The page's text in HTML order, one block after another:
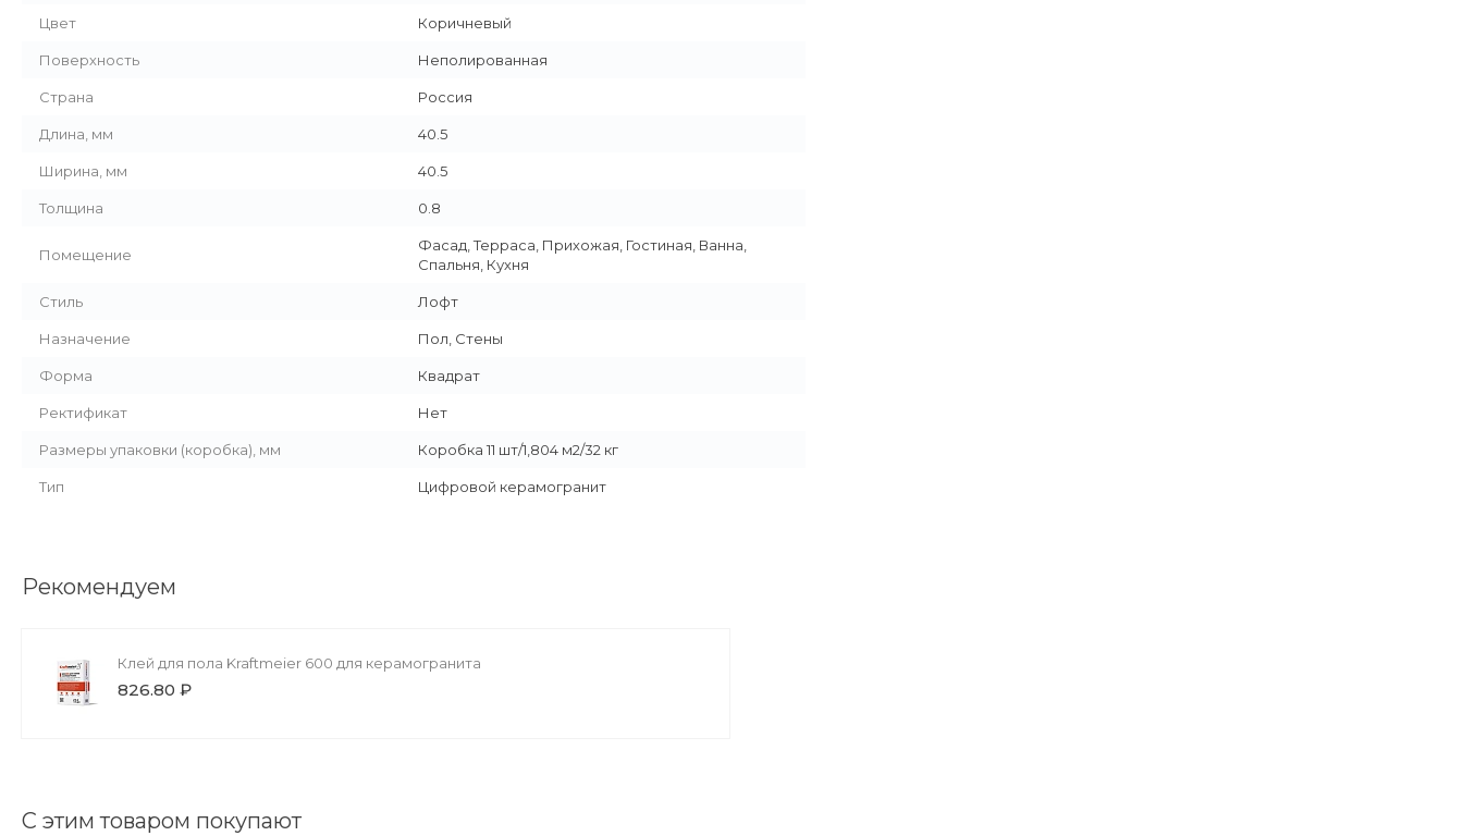
Цвет Коричневый
Поверхность Неполированная
Страна Россия
Длина, мм 40.5
Ширина, мм 40.5
Толщина 0.8
Помещение
Фасад, Терраса, Прихожая, Гостиная, Ванна,
Спальня, Кухня
Стиль Лофт
Назначение Пол, Стены
Форма Квадрат
Ректификат Нет
Размеры упаковки (коробка), мм Коробка 11 шт/1,804 м2/32 кг
Тип Цифровой керамогранит
Рекомендуем
Клей для пола Kraftmeier 600 для керамогранита
826.80 ₽
С этим товаром покупают